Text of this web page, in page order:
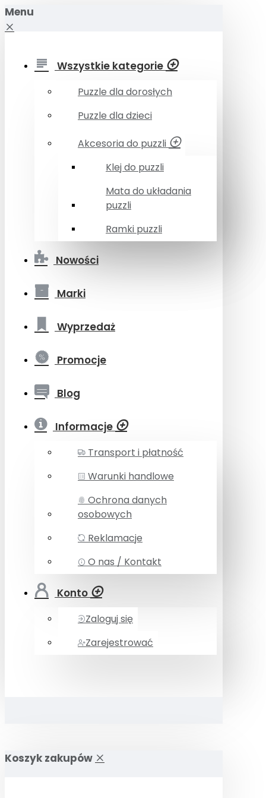
Menu
Wszystkie kategorie
Puzzle dla dorosłych
Puzzle dla dzieci
Akcesoria do puzzli
Klej do puzzli
Mata do układania
puzzli
Ramki puzzli
Nowości
Marki
Wyprzedaż
Promocje
Blog
Informacje
Transport i płatność
Warunki handlowe
Ochrona danych
osobowych
Reklamacje
O nas / Kontakt
Konto
Zaloguj się
Zarejestrować
Koszyk zakupów